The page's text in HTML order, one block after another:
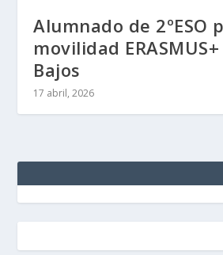
Alumnado de 2ºESO
movilidad
Bajos
17 abril, 2026